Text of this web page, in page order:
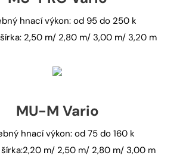
hnací výkon: od 95 do 250 k
2,50 m/ 2,80 m/ 3,00 m/ 3,20 m
MU-M Vario
hnací výkon: od 75 do 160 k
m/ 2,50 m/ 2,80 m/ 3,00 m